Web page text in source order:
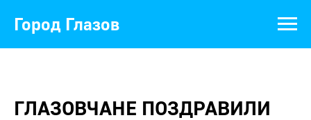
Город Глазов
ГЛАЗОВЧАНЕ ПОЗДРАВИЛИ